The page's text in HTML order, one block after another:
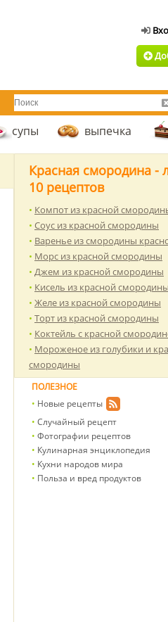
супы выпечка
Красная смородина -
10 рецептов
Компот из красной
Соус из красной смородины
Варенье из смородины
Морс из красной смородины
Джем из красной смородины
Кисель из красной смородины
Желе из красной смородины
Торт из красной смородины
Коктейль с красной
Мороженое из голубики и
смородины
ПОЛЕЗНОЕ
Новые рецепты
Случайный рецепт
Фотографии рецептов
Кулинарная энциклопедия
Кухни народов мира
Польза и вред продуктов